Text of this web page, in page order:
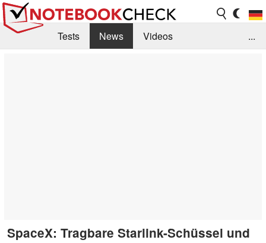
Tests News
Videos
...
SpaceX: Tragbare Starlink-Schüssel und